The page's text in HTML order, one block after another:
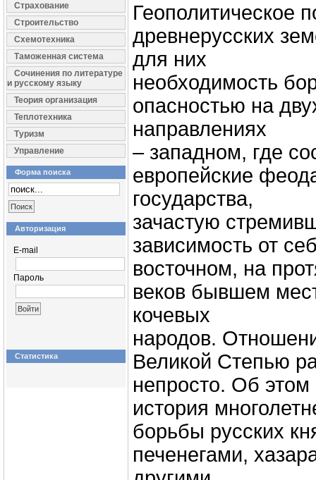
Страхование
Строительство
Схемотехника
Таможенная система
Сочинения по литературе
и русскому языку
Теория организация
Теплотехника
Туризм
Управление
Форма поиска
Авторизация
E-mail
Пароль
Статистика
Геополитическое
древнерусских
для них
необходимость
опасностью на
направлениях
– западном, где
европейские
государства,
зачастую
зависимость от
восточном, на
веков бывшем
кочевых
народов.
Великой Степью
непросто. Об этом
история
борьбы русских
печенегами,